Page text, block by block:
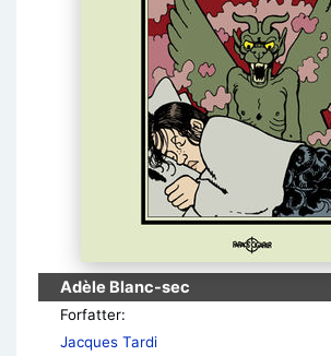
Adèle Blanc-sec
Forfatter:
Jacques Tardi